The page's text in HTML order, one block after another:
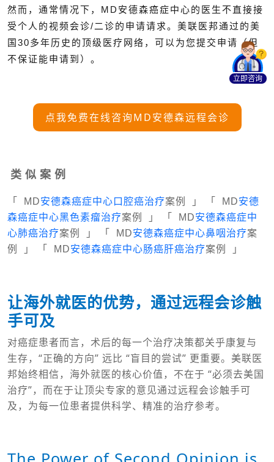
然而，通常情况下，MD安德森癌症中心的医生不直接接
受个人的视频会诊/二诊的申请请求。美联医邦通过的美
国30多年历史的顶级医疗网络，可以为您提交申请（但
不保证能申请到）。
点我免费在线咨询MD安德森远程会诊
类 似 案 例
「 MD安德森癌症中心口腔癌治疗案例 」 「 MD安德
森癌症中心黑色素瘤治疗案例 」 「 MD安德森癌症中
心肺癌治疗案例 」 「 MD安德森癌症中心鼻咽治疗案
例 」 「 MD安德森癌症中心肠癌肝癌治疗案例 」
让海外就医的优势，通过远程会诊触
手可及
对癌症患者而言，术后的每一个治疗决策都关乎康复与
生存，“正确的方向” 远比 “盲目的尝试” 更重要。美联医
邦始终相信，海外就医的核心价值，不在于 “必须去美国
治疗”，而在于让顶尖专家的意见通过远程会诊触手可
及，为每一位患者提供科学、精准的治疗参考。
立即咨询